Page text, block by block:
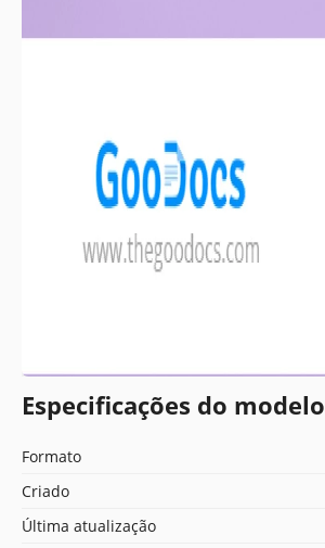
Especificações do modelo
Formato
Criado
Última atualização